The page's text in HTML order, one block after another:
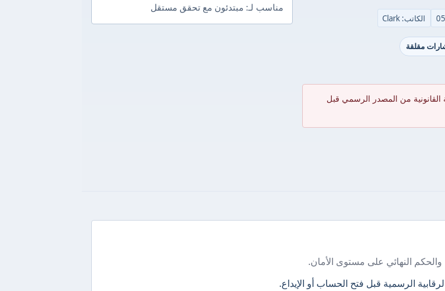
الكاتب: Clark
مقلقة
من المصدر الرسمي قبل
مناسب لـ: مبتدئون مع تحقق مستقل
النهائي على مستوى الأمان.
الرسمية قبل فتح الحساب أو الإيداع.